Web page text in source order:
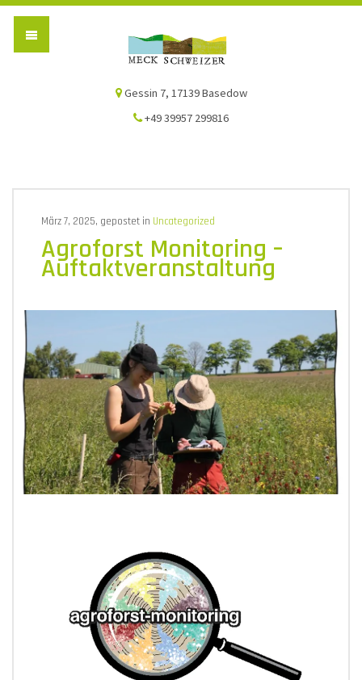
Gessin 7, 17139 Basedow
+49 39957 299816
März 7, 2025, gepostet in Uncategorized
Agroforst Monitoring –
Auftaktveranstaltung